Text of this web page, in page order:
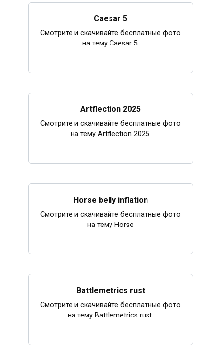
Caesar 5
Смотрите и скачивайте бесплатные фото
на тему Caesar 5.
Artflection 2025
Смотрите и скачивайте бесплатные фото
на тему Artflection 2025.
Horse belly inflation
Смотрите и скачивайте бесплатные фото
на тему Horse
Battlemetrics rust
Смотрите и скачивайте бесплатные фото
на тему Battlemetrics rust.